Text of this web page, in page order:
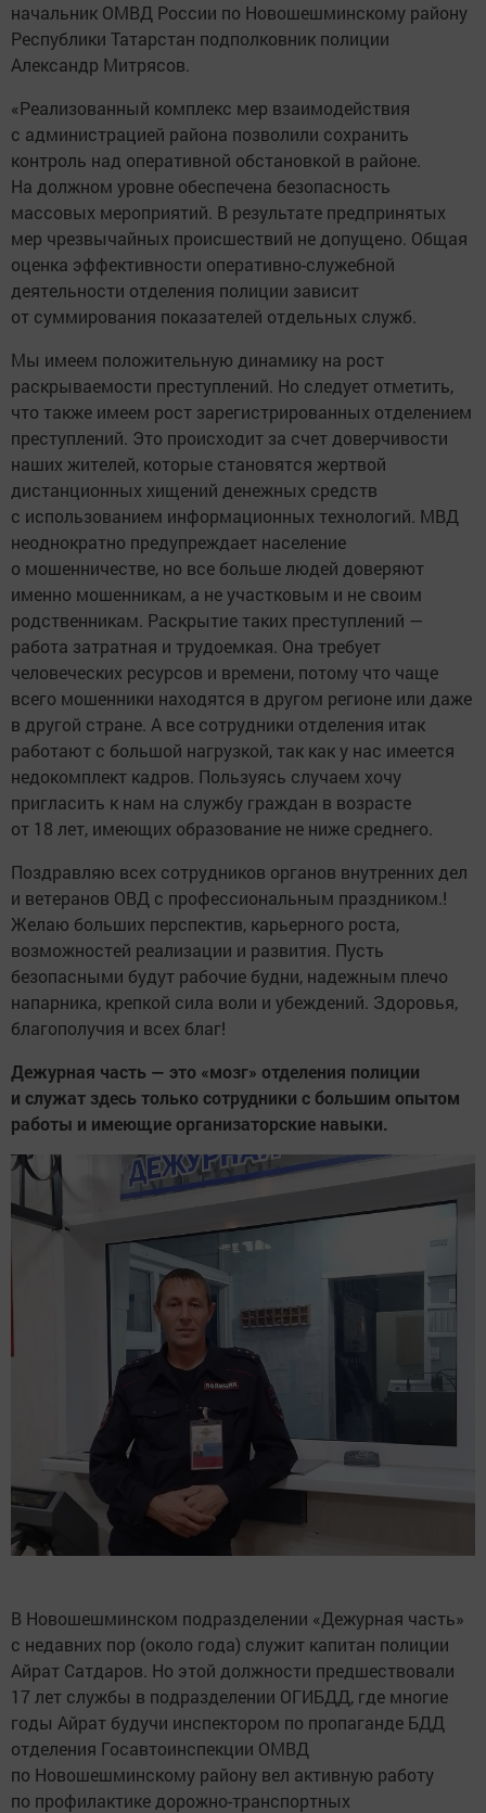
начальник ОМВД России по Новошешминскому району
Республики Татарстан подполковник полиции
Александр Митрясов.
«Реализованный комплекс мер взаимодействия
с администрацией района позволили сохранить
контроль над оперативной обстановкой в районе.
На должном уровне обеспечена безопасность
массовых мероприятий. В результате предпринятых
мер чрезвычайных происшествий не допущено. Общая
оценка эффективности оперативно-служебной
деятельности отделения полиции зависит
от суммирования показателей отдельных служб.
Мы имеем положительную динамику на рост
раскрываемости преступлений. Но следует отметить,
что также имеем рост зарегистрированных отделением
преступлений. Это происходит за счет доверчивости
наших жителей, которые становятся жертвой
дистанционных хищений денежных средств
с использованием информационных технологий. МВД
неоднократно предупреждает население
о мошенничестве, но все больше людей доверяют
именно мошенникам, а не участковым и не своим
родственникам. Раскрытие таких преступлений —
работа затратная и трудоемкая. Она требует
человеческих ресурсов и времени, потому что чаще
всего мошенники находятся в другом регионе или даже
в другой стране. А все сотрудники отделения итак
работают с большой нагрузкой, так как у нас имеется
недокомплект кадров. Пользуясь случаем хочу
пригласить к нам на службу граждан в возрасте
от 18 лет, имеющих образование не ниже среднего.
Поздравляю всех сотрудников органов внутренних дел
и ветеранов ОВД с профессиональным праздником.!
Желаю больших перспектив, карьерного роста,
возможностей реализации и развития. Пусть
безопасными будут рабочие будни, надежным плечо
напарника, крепкой сила воли и убеждений. Здоровья,
благополучия и всех благ!
Дежурная часть — это «мозг» отделения полиции
и служат здесь только сотрудники с большим опытом
работы и имеющие организаторские навыки.
В Новошешминском подразделении «Дежурная часть»
с недавних пор (около года) служит капитан полиции
Айрат Сатдаров. Но этой должности предшествовали
17 лет службы в подразделении ОГИБДД, где многие
годы Айрат будучи инспектором по пропаганде БДД
отделения Госавтоинспекции ОМВД
по Новошешминскому району вел активную работу
по профилактике дорожно-транспортных